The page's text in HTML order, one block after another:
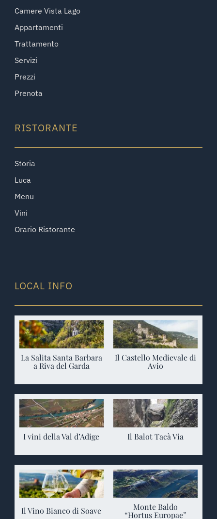
Camere Vista Lago
Appartamenti
Trattamento
Servizi
Prezzi
Prenota
RISTORANTE
Storia
Luca
Menu
Vini
Orario Ristorante
LOCAL INFO
La Salita Santa Barbara
a Riva del Garda
Il Castello Medievale di
Avio
I vini della Val d’Adige Il Balot Tacà Via
Il Vino Bianco di Soave
Monte Baldo
“Hortus Europae”